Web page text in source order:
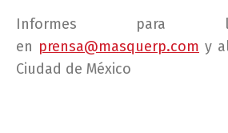
Informes para
en prensa@masquerp.com y
Ciudad de México